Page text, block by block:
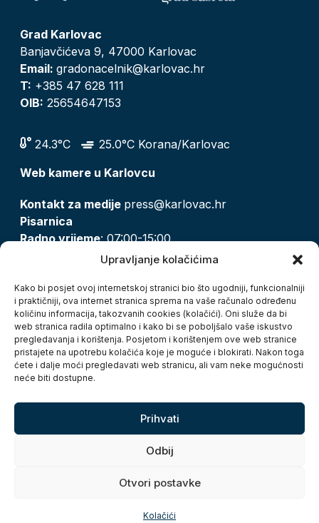
Upravljanje kolačićima
Kako bi posjet ovoj internetskoj stranici bio što ugodniji, funkcionalniji
i praktičniji, ova internet stranica sprema na vaše računalo određenu
količinu informacija, takozvanih cookies (kolačići). Oni služe da bi
web stranica radila optimalno i kako bi se poboljšalo vaše iskustvo
pregledavanja i korištenja. Posjetom i korištenjem ove web stranice
pristajete na upotrebu kolačića koje je moguće i blokirati. Nakon toga
ćete i dalje moći pregledavati web stranicu, ali vam neke mogućnosti
neće biti dostupne.
Prihvati
Odbij
Otvori postavke
Kolačići
Grad Karlovac
Banjavčićeva 9, 47000 Karlovac
Email: gradonacelnik@karlovac.hr
T: +385 47 628 111
OIB: 25654647153
24.3°C
25.0°C Korana/Karlovac
Web kamere u Karlovcu
Kontakt za medije press@karlovac.hr
Pisarnica
Radno vrijeme: 07:00-15:00
pisarnica@karlovac.hr
Zaštita osobnih podataka
Pristup informacijama
Kolačići
Izjava o pristupačnosti
Turistička zajednica grada Karlovca